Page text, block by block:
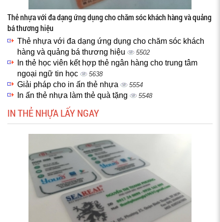
Thẻ nhựa với đa dạng ứng dụng cho chăm sóc khách hàng và quảng
bá thương hiệu
Thẻ nhựa với đa dạng ứng dụng cho chăm sóc khách
hàng và quảng bá thương hiệu
5502
In thẻ học viên kết hợp thẻ ngân hàng cho trung tâm
ngoại ngữ tin học
5638
Giải pháp cho in ấn thẻ nhựa 5554
In ấn thẻ nhựa làm thẻ quà tặng 5548
IN THẺ NHỰA LẤY NGAY